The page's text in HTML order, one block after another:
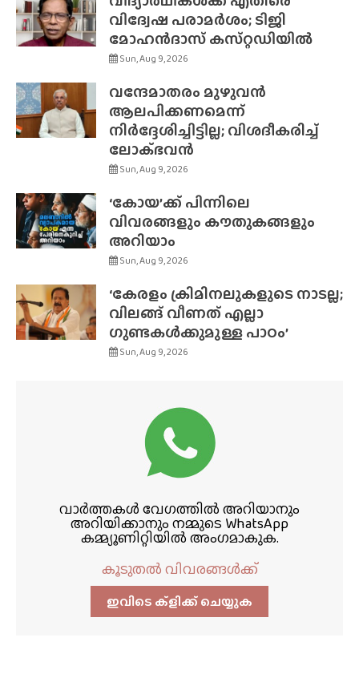
വിദ്വേഷ പരാമർശം; ടിജി
മോഹൻദാസ് കസ്‌റ്റഡിയിൽ
Sun, Aug 9, 2026
വന്ദേമാതരം മുഴുവൻ
ആലപിക്കണമെന്ന്
നിർദ്ദേശിച്ചിട്ടില്ല; വിശദീകരിച്ച്
ലോക്‌ഭവൻ
Sun, Aug 9, 2026
‘കോയ’ക്ക് പിന്നിലെ
വിവരങ്ങളും കൗതുകങ്ങളും
അറിയാം
Sun, Aug 9, 2026
‘കേരളം ക്രിമിനലുകളുടെ നാടല്ല;
വിലങ്ങ് വീണത് എല്ലാ
ഗുണ്ടകൾക്കുമുള്ള പാഠം’
Sun, Aug 9, 2026
വാർത്തകൾ വേഗത്തിൽ അറിയാനും
അറിയിക്കാനും നമ്മുടെ WhatsApp
കമ്മ്യൂണിറ്റിയിൽ അംഗമാകുക.
കൂടുതൽ വിവരങ്ങൾക്ക്
ഇവിടെ ക്ളിക്ക്‌ ചെയ്യുക